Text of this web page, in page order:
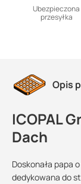
Ubezpieczona
przesyłka
Opis
ICOPAL
Dach
Doskonała papa
dedykowana do